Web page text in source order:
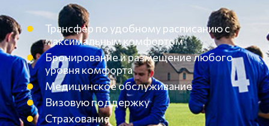
Трансфер по удобному расписанию с
максимальным комфортом
Бронирование и размещение любого
уровня комфорта
Медицинское обслуживание
Визовую поддержку
Страхование